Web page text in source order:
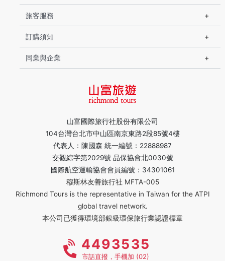
山富國際旅行社股份有限公司
104台灣台北市中山區南京東路2段85號4樓
代表人：陳國森 統一編號：22888987
交觀綜字第2029號 品保協會北0030號
國際航空運輸協會會員編號：34301061
穆斯林友善旅行社 MFTA-005
Richmond Tours is the representative in Taiwan for the ATPI
global travel network.
本公司已獲得環境部銀級環保旅行業認證標章
旅客服務
訂購須知
同業與企業
4493535
市話直撥，手機加 (02)